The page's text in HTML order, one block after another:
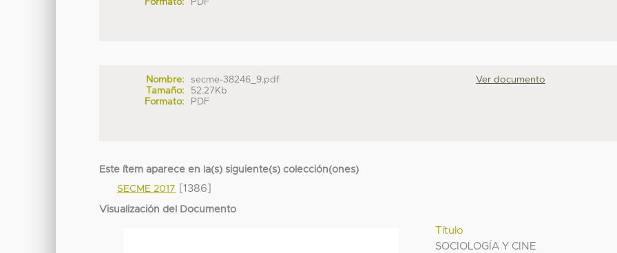
Formato: PDF
Nombre:
secme-38246_9.pdf
Tamaño:
52.27Kb
Formato:
PDF
Ver documento
Este ítem aparece en la(s) siguiente(s) colección(ones)
SECME 2017
[1386]
Visualización del Documento
Título
SOCIOLOGÍA Y CINE